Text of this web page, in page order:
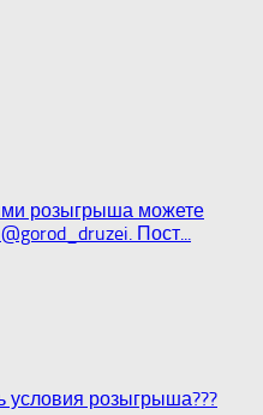
розыгрыша можете
Пост...
условия розыгрыша???